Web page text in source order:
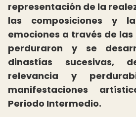
representación de la
las composiciones y
emociones a través de
perduraron y se
dinastías sucesivas,
relevancia y
manifestaciones
Periodo Intermedio.